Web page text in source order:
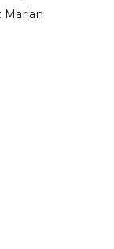
Marian